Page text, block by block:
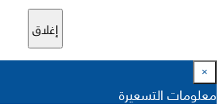
إغلاق
×
معلومات التسعيرة